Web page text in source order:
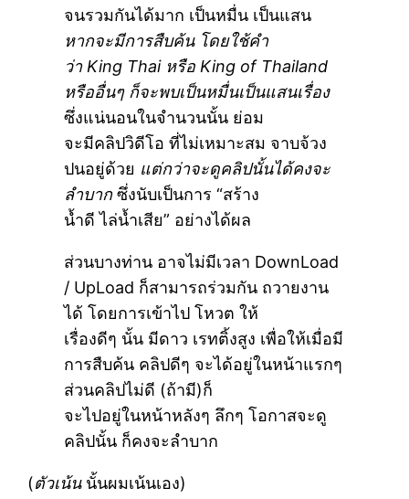
จนรวมกันได้มาก เป็นหมื่น เป็นแสน
หากจะมีการสืบค้น โดยใช้คำ
ว่า King Thai หรือ King of Thailand
หรืออื่นๆ ก็จะพบเป็นหมื่นเป็นแสนเรื่อง
ซึ่งแน่นอนในจำนวนนั้น ย่อม
จะมีคลิปวิดีโอ ที่ไม่เหมาะสม จาบจ้วง
ปนอยู่ด้วย แต่กว่าจะดูคลิปนั้นได้คงจะ
ลำบากซึ่งนับเป็นการ “สร้าง
น้ำดี ไล่น้ำเสีย” อย่างได้ผล
ส่วนบางท่าน อาจไม่มีเวลา DownLoad
/ UpLoad ก็สามารถร่วมกัน ถวายงาน
ได้ โดยการเข้าไป โหวต ให้
เรื่องดีๆ นั้น มีดาว เรทติ้งสูง เพื่อให้เมื่อมี
การสืบค้น คลิปดีๆ จะได้อยู่ในหน้าแรกๆ
ส่วนคลิปไม่ดี (ถ้ามี)ก็
จะไปอยู่ในหน้าหลังๆ ลึกๆ โอกาสจะดู
คลิปนั้น ก็คงจะลำบาก
(ตัวเน้นนั้นผมเน้นเอง)